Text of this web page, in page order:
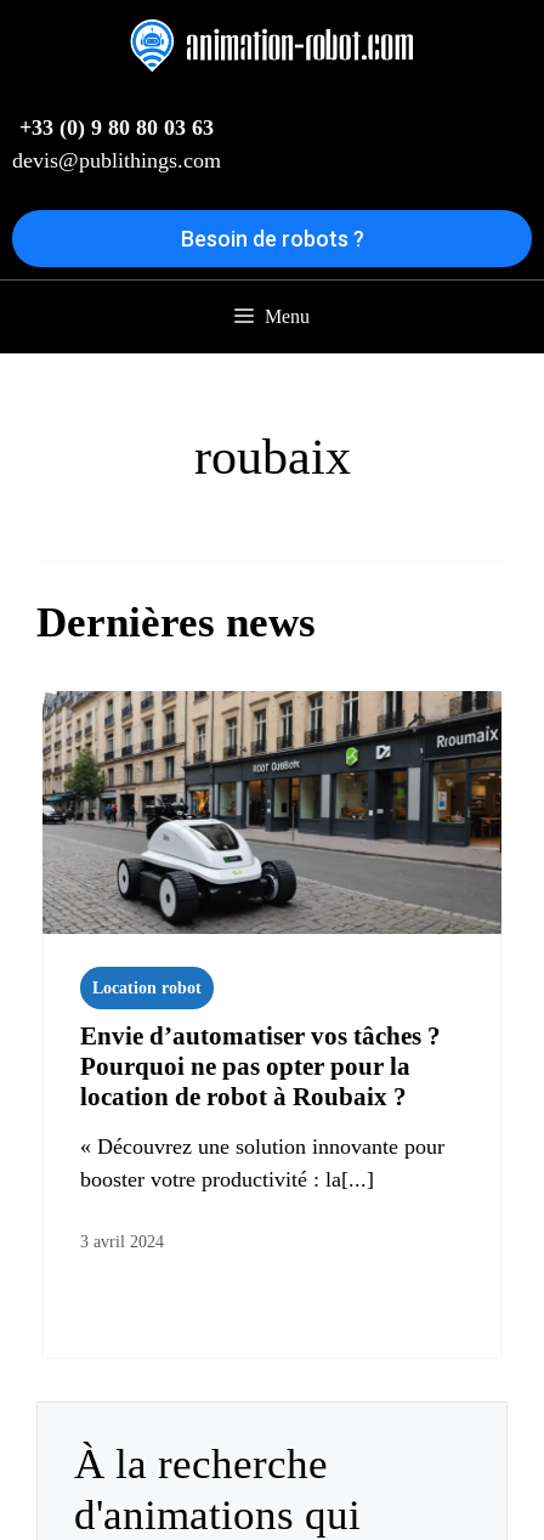
+33 (0) 9 80 80 03 63
devis@publithings.com
Besoin de robots ?
Menu
roubaix
Dernières news
Location robot
Envie d’automatiser vos tâches ?
Pourquoi ne pas opter pour la
location de robot à Roubaix ?
« Découvrez une solution innovante pour
booster votre productivité : la[...]
3 avril 2024
À la recherche
d'animations qui